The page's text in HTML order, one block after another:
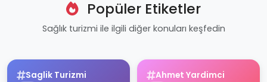
Popüler Etiketler
Sağlık turizmi ile ilgili diğer konuları keşfedin
Saglik Turizmi Ahmet Yardimci